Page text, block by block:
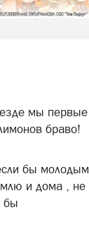
мы первые
браво!
бы молодым
и дома , не
бы